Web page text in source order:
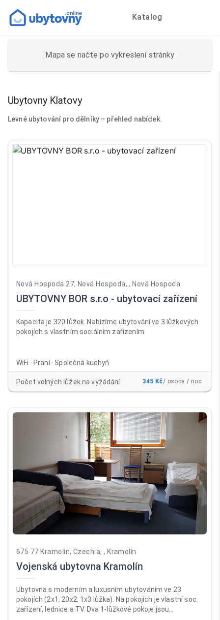
Katalog
Mapa se načte po vykreslení stránky
Ubytovny Klatovy
Levné ubytování pro dělníky – přehled nabídek.
Nová Hospoda 27, Nová Hospoda, , Nová Hospoda
UBYTOVNY BOR s.r.o - ubytovací zařízení
Kapacita je 320 lůžek. Nabízíme ubytování ve 3 lůžkových
pokojích s vlastním sociálním zařízením.
WiFi · Praní · Společná kuchyň
Počet volných lůžek na vyžádání 345 Kč/ osoba / noc
675 77 Kramolín, Czechia, , Kramolín
Vojenská ubytovna Kramolín
Ubytovna s moderním a luxusním ubytováním ve 23
pokojích (2x1, 20x2, 1x3 lůžka). Na pokojích je vlastní soc.
zařízení, lednice a TV. Dva 1-lůžkové pokoje jsou